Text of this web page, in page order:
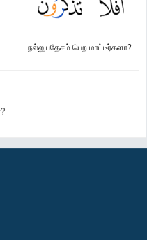
நல்லுபதேசம் பெற மாட்டீர்களா?